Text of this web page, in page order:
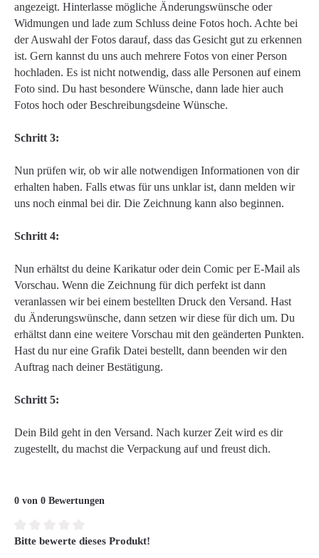
angezeigt. Hinterlasse mögliche Änderungswünsche oder
Widmungen und lade zum Schluss deine Fotos hoch. Achte bei
der Auswahl der Fotos darauf, dass das Gesicht gut zu erkennen
ist. Gern kannst du uns auch mehrere Fotos von einer Person
hochladen. Es ist nicht notwendig, dass alle Personen auf einem
Foto sind. Du hast besondere Wünsche, dann lade hier auch
Fotos hoch oder Beschreibungsdeine Wünsche.
Schritt 3:
Nun prüfen wir, ob wir alle notwendigen Informationen von dir
erhalten haben. Falls etwas für uns unklar ist, dann melden wir
uns noch einmal bei dir. Die Zeichnung kann also beginnen.
Schritt 4:
Nun erhältst du deine Karikatur oder dein Comic per E-Mail als
Vorschau. Wenn die Zeichnung für dich perfekt ist dann
veranlassen wir bei einem bestellten Druck den Versand. Hast
du Änderungswünsche, dann setzen wir diese für dich um. Du
erhältst dann eine weitere Vorschau mit den geänderten Punkten.
Hast du nur eine Grafik Datei bestellt, dann beenden wir den
Auftrag nach deiner Bestätigung.
Schritt 5:
Dein Bild geht in den Versand. Nach kurzer Zeit wird es dir
zugestellt, du machst die Verpackung auf und freust dich.
0 von 0 Bewertungen
Durchschnittliche Bewertung von 0 von 5 Sternen
Bitte bewerte dieses Produkt!